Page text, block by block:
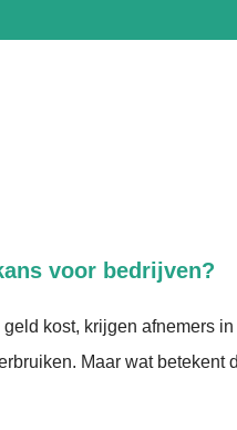
voor bedrijven?
kost, krijgen afnemers
Maar wat betekent